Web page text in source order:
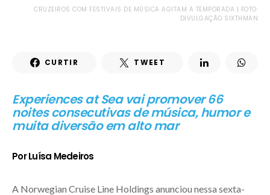
CRUZEIROS COM FESTIVAIS DE MÚSICA AGITAM A TEMPORADA | FOTO:
DIVULGAÇÃO SIXTHMAN
CURTIR TWEET
Experiences at Sea vai promover 66
noites consecutivas de música, humor e
muita diversão em alto mar
Por Luísa Medeiros
A Norwegian Cruise Line Holdings anunciou nessa sexta-